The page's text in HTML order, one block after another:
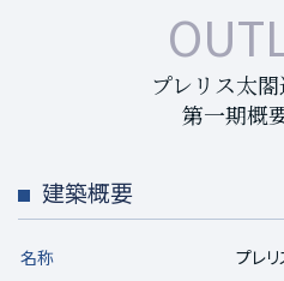
プレリス太
第一期概
建築概要
名称
プレ